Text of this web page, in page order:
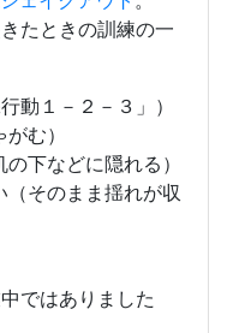
っております。
ェイクアウト 。
たときの訓練の一
動１－２－３」）
下などに隠れる）
そのまま揺れが収